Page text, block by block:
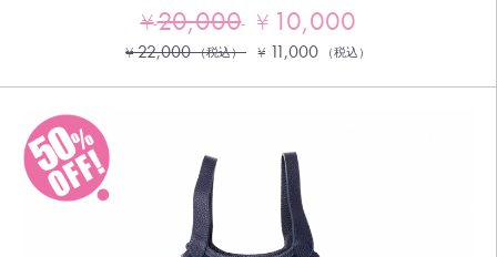
¥20,000 ¥ 10,000
¥22,000 （税込） ¥ 11,000 （税込）